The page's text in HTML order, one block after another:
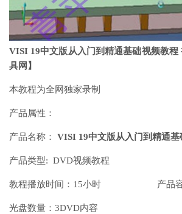
VISI 19中文版从入门到精通基础视频教程
具网】
本教程为全网独家录制
产品属性：
产品名称： VISI 19中文版从入门到精通基
产品类型: DVD视频教程
教程播放时间：15小时 产品容
光盘数量：3DVD内容